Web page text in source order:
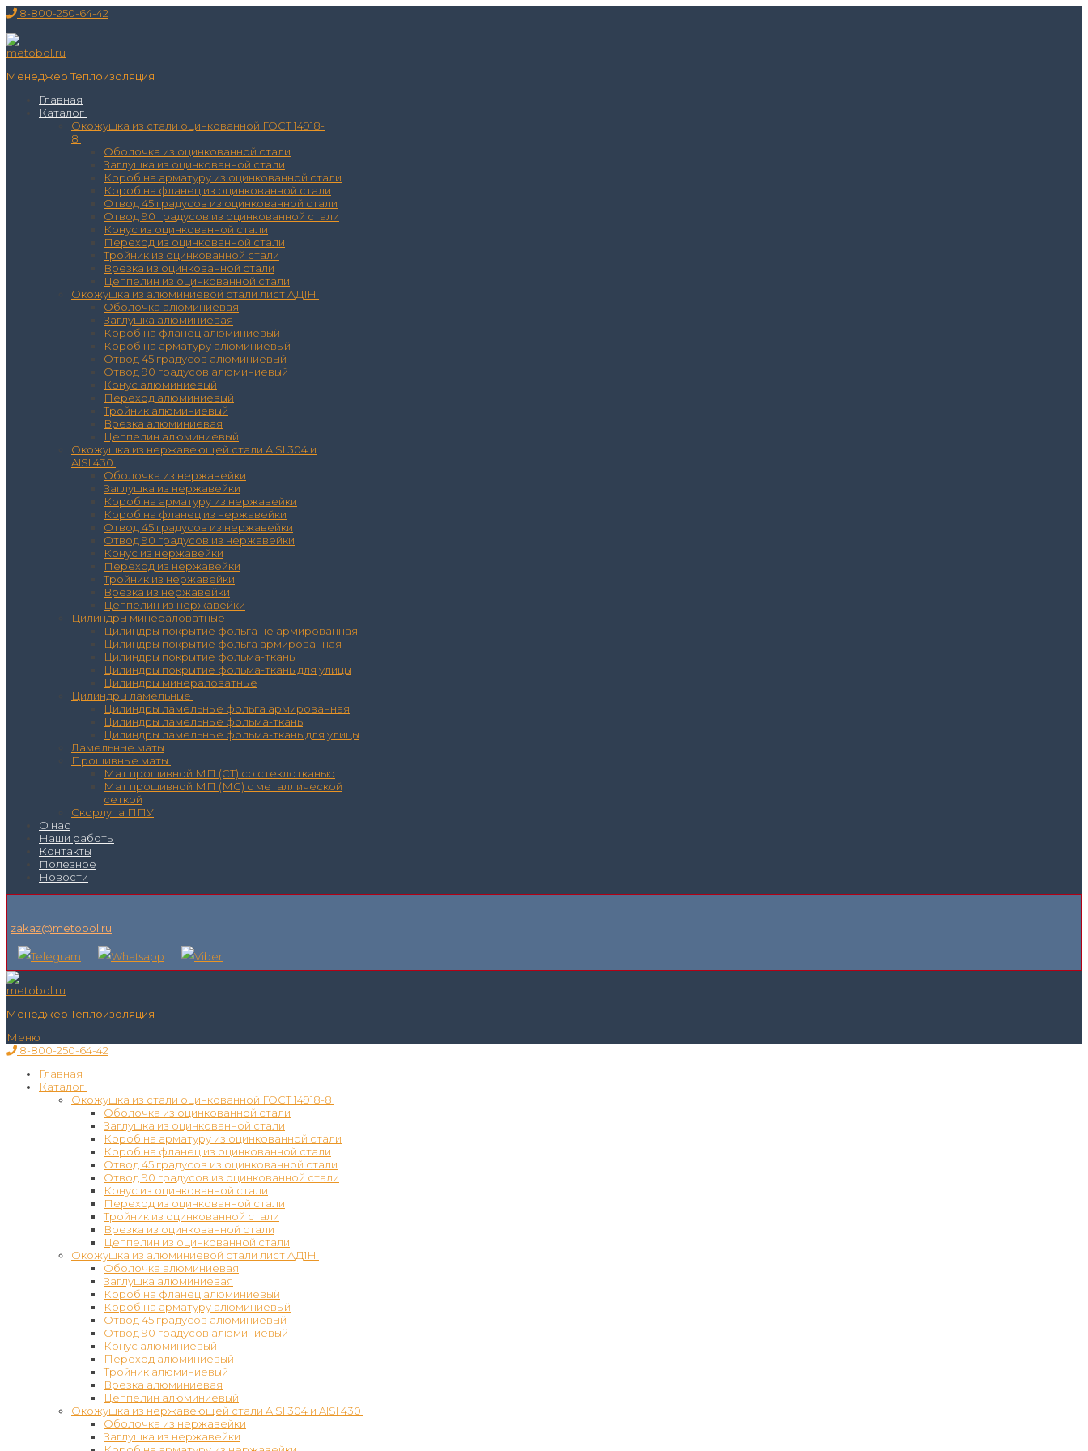
Перейти
содержимому
Меню
Закрыть
8-800-250-64-42
Менеджер Теплоизоляция
Главная
Каталог
Окожушка из стали оцинкованной ГОСТ 14918-
8
Оболочка из оцинкованной стали
Заглушка из оцинкованной стали
Короб на арматуру из оцинкованной стали
Короб на фланец из оцинкованной стали
Отвод 45 градусов из оцинкованной стали
Отвод 90 градусов из оцинкованной стали
Конус из оцинкованной стали
Переход из оцинкованной стали
Тройник из оцинкованной стали
Врезка из оцинкованной стали
Цеппелин из оцинкованной стали
Окожушка из алюминиевой стали лист АД1Н
Оболочка алюминиевая
Заглушка алюминиевая
Короб на фланец алюминиевый
Короб на арматуру алюминиевый
Отвод 45 градусов алюминиевый
Отвод 90 градусов алюминиевый
Конус алюминиевый
Переход алюминиевый
Тройник алюминиевый
Врезка алюминиевая
Цеппелин алюминиевый
Окожушка из нержавеющей стали AISI 304 и
AISI 430
Оболочка из нержавейки
Заглушка из нержавейки
Короб на арматуру из нержавейки
Короб на фланец из нержавейки
Отвод 45 градусов из нержавейки
Отвод 90 градусов из нержавейки
Конус из нержавейки
Переход из нержавейки
Тройник из нержавейки
Врезка из нержавейки
Цеппелин из нержавейки
Цилиндры минераловатные
Цилиндры покрытие фольга не армированная
Цилиндры покрытие фольга армированная
Цилиндры покрытие фольма-ткань
Цилиндры покрытие фольма-ткань для улицы
Цилиндры минераловатные
Цилиндры ламельные
Цилиндры ламельные фольга армированная
Цилиндры ламельные фольма-ткань
Цилиндры ламельные фольма-ткань для улицы
Ламельные маты
Прошивные маты
Мат прошивной МП (СТ) со стеклотканью
Мат прошивной МП (МС) с металлической
сеткой
Скорлупа ППУ
О нас
Наши работы
Контакты
Полезное
Новости
zakaz@metobol.ru
Менеджер Теплоизоляция
Меню
8-800-250-64-42
Главная
Каталог
Окожушка из стали оцинкованной ГОСТ 14918-8
Оболочка из оцинкованной стали
Заглушка из оцинкованной стали
Короб на арматуру из оцинкованной стали
Короб на фланец из оцинкованной стали
Отвод 45 градусов из оцинкованной стали
Отвод 90 градусов из оцинкованной стали
Конус из оцинкованной стали
Переход из оцинкованной стали
Тройник из оцинкованной стали
Врезка из оцинкованной стали
Цеппелин из оцинкованной стали
Окожушка из алюминиевой стали лист АД1Н
Оболочка алюминиевая
Заглушка алюминиевая
Короб на фланец алюминиевый
Короб на арматуру алюминиевый
Отвод 45 градусов алюминиевый
Отвод 90 градусов алюминиевый
Конус алюминиевый
Переход алюминиевый
Тройник алюминиевый
Врезка алюминиевая
Цеппелин алюминиевый
Окожушка из нержавеющей стали AISI 304 и AISI 430
Оболочка из нержавейки
Заглушка из нержавейки